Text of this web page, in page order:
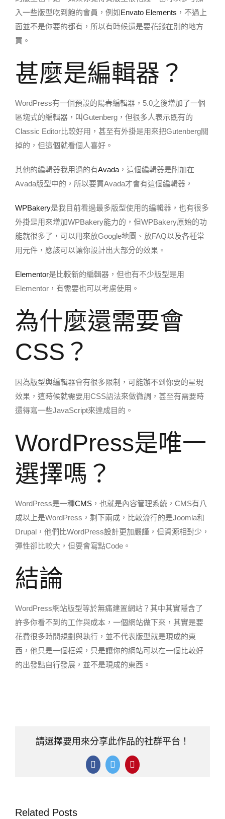
入一些版型吃到飽的會員，例如Envato Elements ，不過上
面並不是你要的都有，所以有時候還是要花錢在別的地方
買。
甚麼是編輯器？
WordPress有一個預設的陽春編輯器，5.0之後增加了一個
區塊式的編輯器，叫Gutenberg，但很多人表示既有的
Classic Editor比較好用，甚至有外掛是用來把Gutenberg關
掉的，但這個就看個人喜好。
其他的編輯器我用過的有Avada ，這個編輯器是附加在
Avada版型中的，所以要買Avada才會有這個編輯器，
WPBakery是我目前看過最多版型使用的編輯器，也有很多
外掛是用來增加WPBakery能力的，但WPBakery原始的功
能就很多了，可以用來放Google地圖、放FAQ以及各種常
用元件，應該可以讓你設計出大部分的效果。
Elementor是比較新的編輯器，但也有不少版型是用
Elementor，有需要也可以考慮使用。
為什麼還需要會
CSS？
因為版型與編輯器會有很多限制，可能辦不到你要的呈現
效果，這時候就需要用CSS語法來做微調，甚至有需要時
還得寫一些JavaScript來達成目的。
WordPress是唯一
選擇嗎？
WordPress是一種CMS ，也就是內容管理系統，CMS有八
成以上是WordPress，剩下兩成，比較流行的是Joomla和
Drupal，他們比WordPress設計更加嚴謹，但資源相對少，
彈性卻比較大，但要會寫點Code。
結論
WordPress網站版型等於無痛建置網站？其中其實隱含了
許多你看不到的工作與成本，一個網站做下來，其實是要
花費很多時間規劃與執行，並不代表版型就是現成的東
西，他只是一個框架，只是讓你的網站可以在一個比較好
的出發點自行發展，並不是現成的東西。
請選擇要用來分享此作品的社群平台！
Facebook
TwitterPinterest
Related Posts